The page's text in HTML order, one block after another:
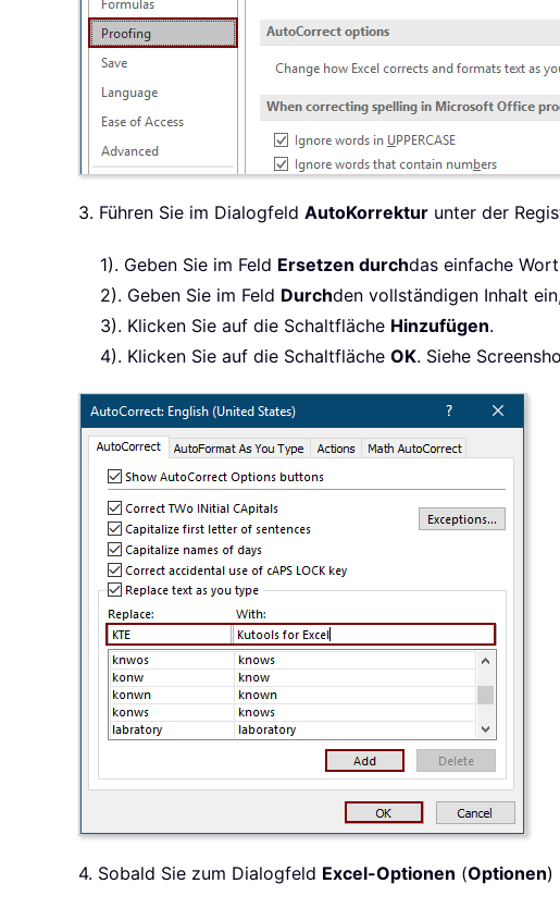
3. Führen Sie im Dialogfeld AutoKorrektur unter der
1). Geben Sie im Feld Ersetzen durchdas einfache
2). Geben Sie im Feld Durchden vollständigen Inhalt
3). Klicken Sie auf die Schaltfläche Hinzufügen.
4). Klicken Sie auf die Schaltfläche OK. Siehe
4. Sobald Sie zum Dialogfeld Excel-Optionen (Optionen)